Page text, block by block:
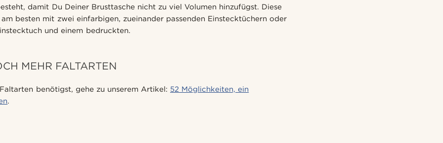
damit Du Deiner Brusttasche nicht zu viel Volumen hinzufügst. Diese
besten mit zwei einfarbigen, zueinander passenden Einstecktüchern oder
und einem bedruckten.
MEHR FALTARTEN
benötigst, gehe zu unserem Artikel: 52 Möglichkeiten, ein
.